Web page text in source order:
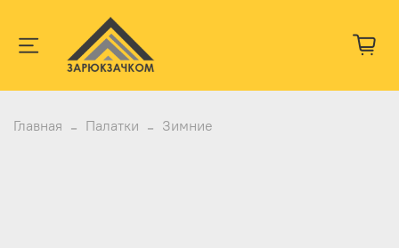
Главная Палатки Зимние